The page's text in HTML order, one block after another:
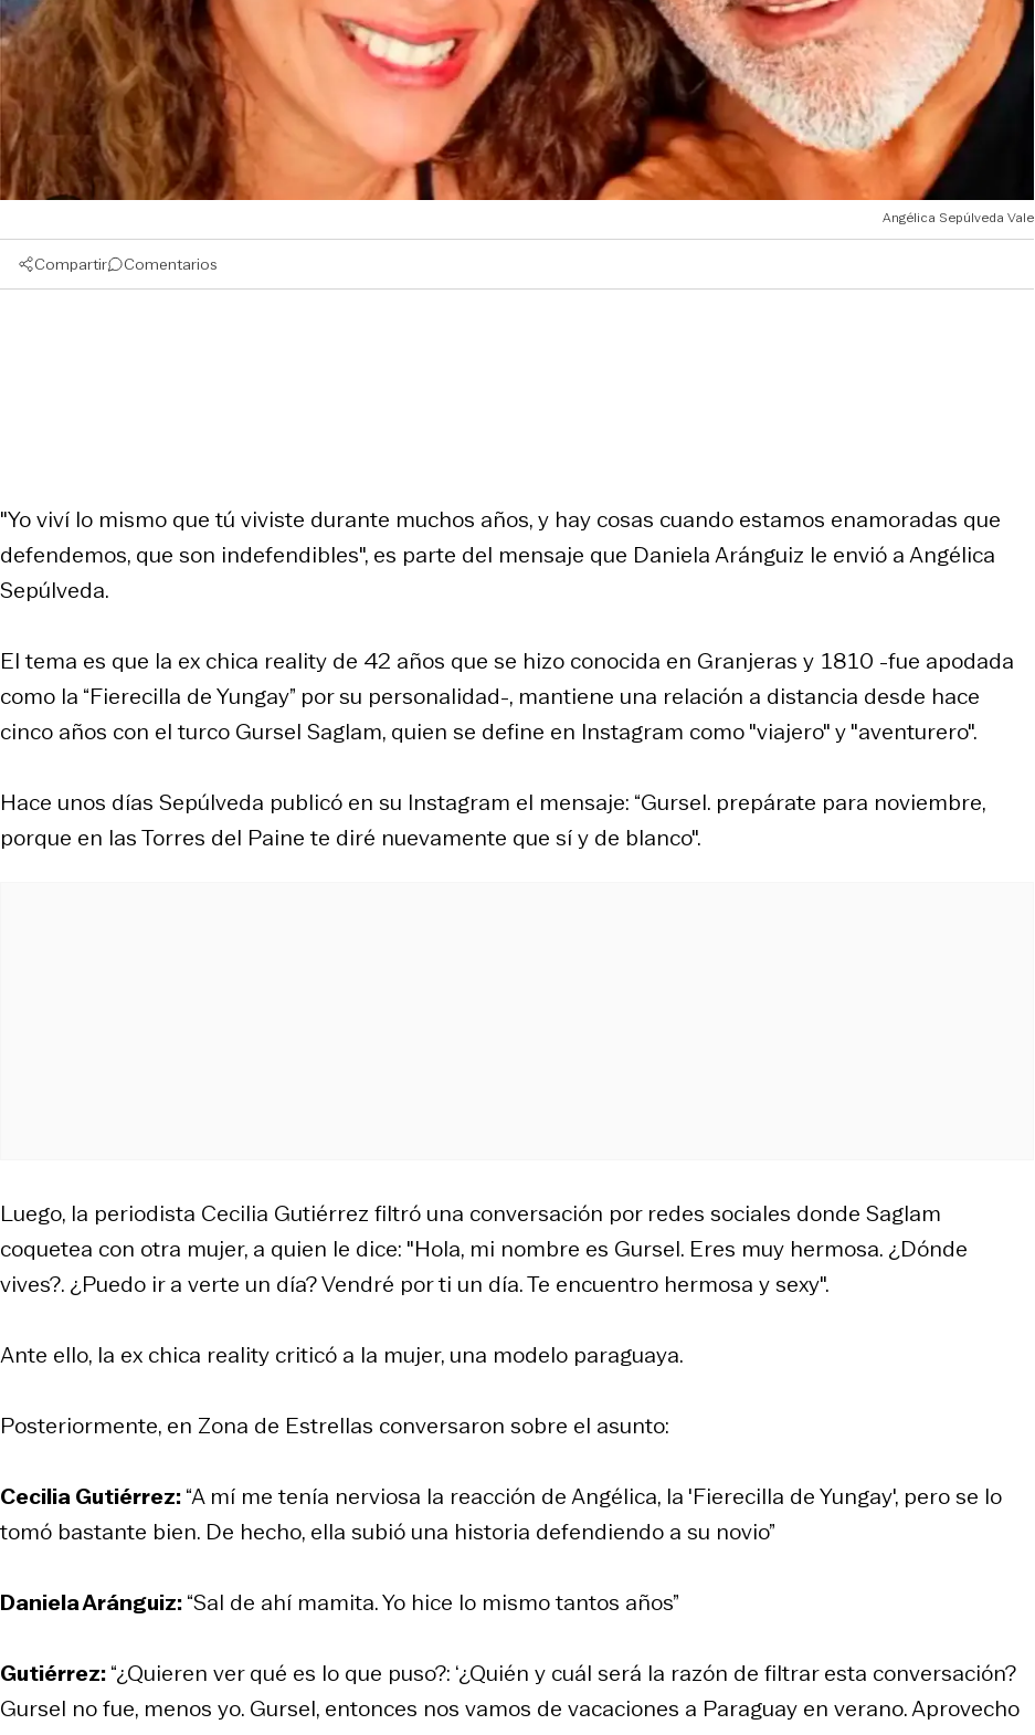
Angélica Sepúlveda Vale
Compartir Comentarios
"Yo viví lo mismo que tú viviste durante muchos años, y hay cosas cuando estamos enamoradas que
defendemos, que son indefendibles", es parte del mensaje que Daniela Aránguiz le envió a Angélica
Sepúlveda.
El tema es que la ex chica reality de 42 años que se hizo conocida en Granjeras y 1810 -fue apodada
como la “Fierecilla de Yungay” por su personalidad-, mantiene una relación a distancia desde hace
cinco años con el turco Gursel Saglam, quien se define en Instagram como "viajero" y "aventurero".
Hace unos días Sepúlveda publicó en su Instagram el mensaje: “Gursel. prepárate para noviembre,
porque en las Torres del Paine te diré nuevamente que sí y de blanco".
Luego, la periodista Cecilia Gutiérrez filtró una conversación por redes sociales donde Saglam
coquetea con otra mujer, a quien le dice: "Hola, mi nombre es Gursel. Eres muy hermosa. ¿Dónde
vives?. ¿Puedo ir a verte un día? Vendré por ti un día. Te encuentro hermosa y sexy".
Ante ello, la ex chica reality criticó a la mujer, una modelo paraguaya.
Posteriormente, en Zona de Estrellas conversaron sobre el asunto:
Cecilia Gutiérrez:“A mí me tenía nerviosa la reacción de Angélica, la 'Fierecilla de Yungay', pero se lo
tomó bastante bien. De hecho, ella subió una historia defendiendo a su novio”
Daniela Aránguiz:“Sal de ahí mamita. Yo hice lo mismo tantos años”
Gutiérrez:“¿Quieren ver qué es lo que puso?: ‘¿Quién y cuál será la razón de filtrar esta conversación?
Gursel no fue, menos yo. Gursel, entonces nos vamos de vacaciones a Paraguay en verano. Aprovecho